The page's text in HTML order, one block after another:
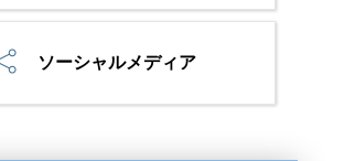
ソーシャルメディア